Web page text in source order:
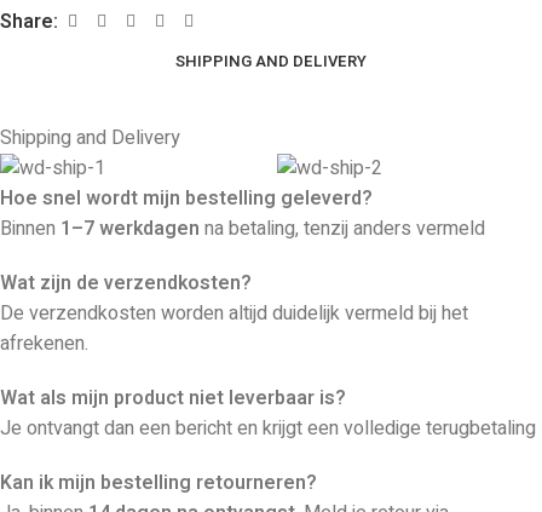
Share:
SHIPPING AND DELIVERY
Shipping and Delivery
Hoe snel wordt mijn bestelling geleverd?
Binnen 1–7 werkdagen na betaling, tenzij anders vermeld
Wat zijn de verzendkosten?
De verzendkosten worden altijd duidelijk vermeld bij het
afrekenen.
Wat als mijn product niet leverbaar is?
Je ontvangt dan een bericht en krijgt een volledige terugbetaling
Kan ik mijn bestelling retourneren?